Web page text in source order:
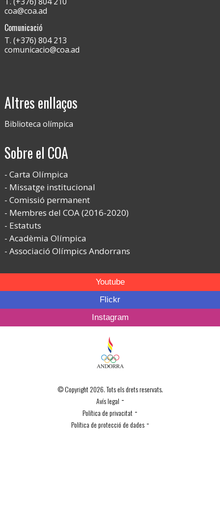
coa@coa.ad
Comunicació
T. (+376) 804 213
comunicacio@coa.ad
Altres enllaços
Biblioteca olímpica
Sobre el COA
Carta Olímpica
Missatge institucional
Comissió permanent
Membres del COA (2016-2020)
Estatuts
Acadèmia Olímpica
Associació Olímpics Andorrans
Youtube
Flickr
Instagram
© Copyright 2026. Tots els drets reservats.
Avís legal -
Política de privacitat -
Política de protecció de dades-